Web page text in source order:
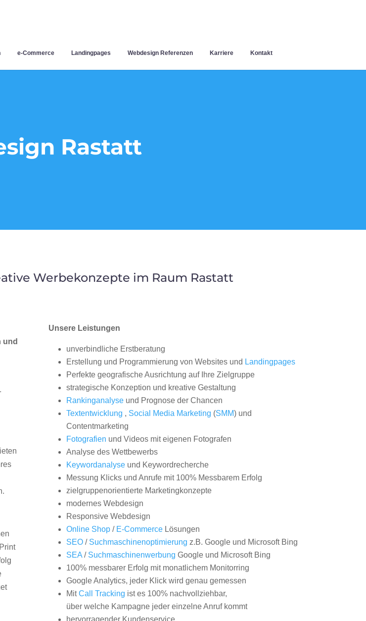
e-Commerce Landingpages Webdesign Referenzen Karriere Kontakt
Rastatt
Werbekonzepte im Raum Rastatt
und
Unsere Leistungen
unverbindliche Erstberatung
Erstellung und Programmierung von Websites und Landingpages
Perfekte geografische Ausrichtung auf Ihre Zielgruppe
strategische Konzeption und kreative Gestaltung
Rankinganalyseund Prognose der Chancen
Textentwicklung , Social Media Marketing (SMM) und
Contentmarketing
Fotografien und Videos mit eigenen Fotografen
Analyse des Wettbewerbs
Keywordanalyseund Keywordrecherche
Messung Klicks und Anrufe mit 100% Messbarem Erfolg
zielgruppenorientierte Marketingkonzepte
modernes Webdesign
Responsive Webdesign
Online Shop/ E-CommerceLösungen
SEO/ Suchmaschinenoptimierung z.B. Google und Microsoft Bing
SEA/ Suchmaschinenwerbung Google und Microsoft Bing
100% messbarer Erfolg mit monatlichem Monitorring
Google Analytics, jeder Klick wird genau gemessen
MitCall Tracking ist es 100% nachvollziehbar,
über welche Kampagne jeder einzelne Anruf kommt